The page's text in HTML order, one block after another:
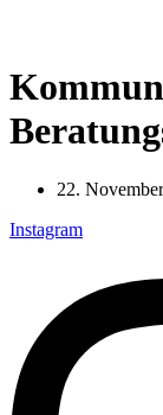
22.
Instagram